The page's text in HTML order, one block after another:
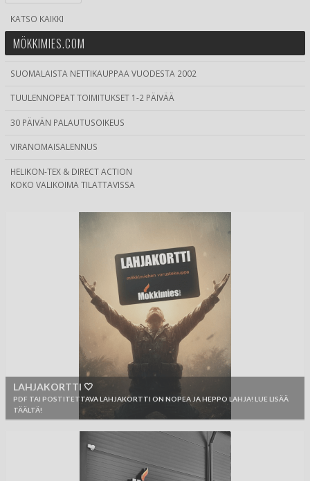
KATSO KAIKKI
MÖKKIMIES.COM
SUOMALAISTA NETTIKAUPPAA VUODESTA 2002
TUULENNOPEAT TOIMITUKSET 1-2 PÄIVÄÄ
30 PÄIVÄN PALAUTUSOIKEUS
VIRANOMAISALENNUS
HELIKON-TEX & DIRECT ACTION
KOKO VALIKOIMA TILATTAVISSA
LAHJAKORTTI 🤍
PDF TAI POSTITETTAVA LAHJAKORTTI ON NOPEA JA HEPPO LAHJA! LUE LISÄÄ
TÄÄLTÄ!